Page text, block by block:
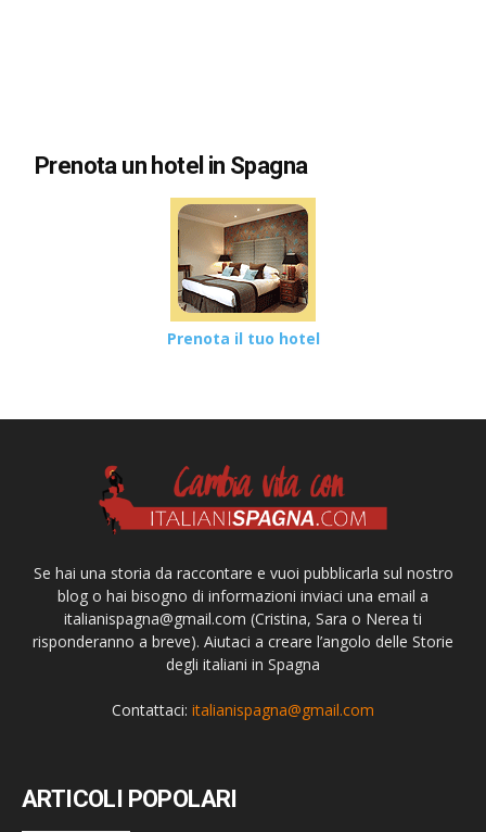
Prenota un hotel in Spagna
Prenota il tuo hotel
Se hai una storia da raccontare e vuoi pubblicarla sul nostro
blog o hai bisogno di informazioni inviaci una email a
italianispagna@gmail.com (Cristina, Sara o Nerea ti
risponderanno a breve). Aiutaci a creare l’angolo delle Storie
degli italiani in Spagna
Contattaci: italianispagna@gmail.com
ARTICOLI POPOLARI